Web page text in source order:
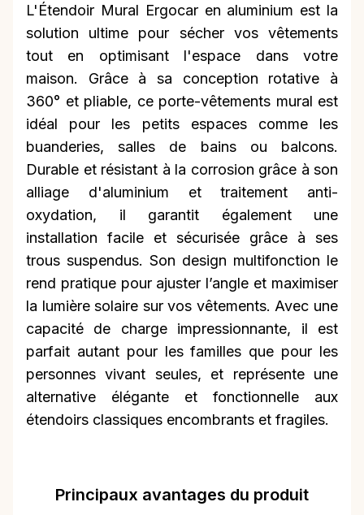
L'Étendoir Mural Ergocar en aluminium est la
solution ultime pour sécher vos vêtements
tout en optimisant l'espace dans votre
maison. Grâce à sa conception rotative à
360° et pliable, ce porte-vêtements mural est
idéal pour les petits espaces comme les
buanderies, salles de bains ou balcons.
Durable et résistant à la corrosion grâce à son
alliage d'aluminium et traitement anti-
oxydation, il garantit également une
installation facile et sécurisée grâce à ses
trous suspendus. Son design multifonction le
rend pratique pour ajuster l’angle et maximiser
la lumière solaire sur vos vêtements. Avec une
capacité de charge impressionnante, il est
parfait autant pour les familles que pour les
personnes vivant seules, et représente une
alternative élégante et fonctionnelle aux
étendoirs classiques encombrants et fragiles.
Principaux avantages du produit